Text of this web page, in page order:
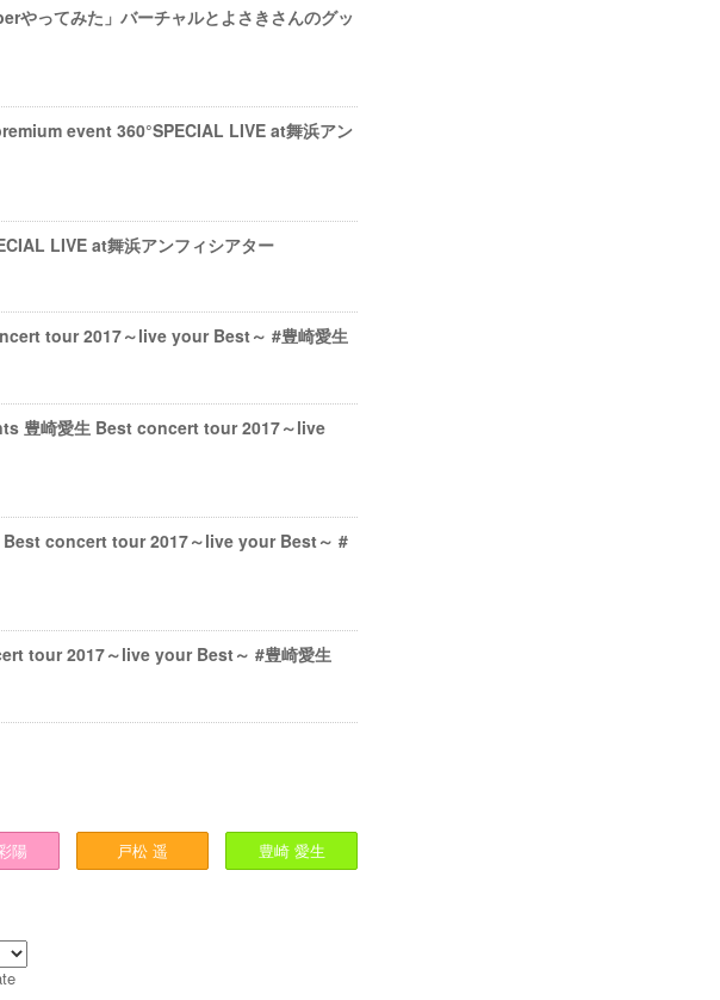
ってみた」バーチャルとよさきさんのグッ
event 360°SPECIAL LIVE at舞浜アン
LIVE at舞浜アンフィシアター
tour 2017～live your Best～ #豊崎愛生
豊崎愛生 Best concert tour 2017～live
Best concert tour 2017～live your Best～ #
tour 2017～live your Best～ #豊崎愛生
陽 戸松 遥 豊崎愛生